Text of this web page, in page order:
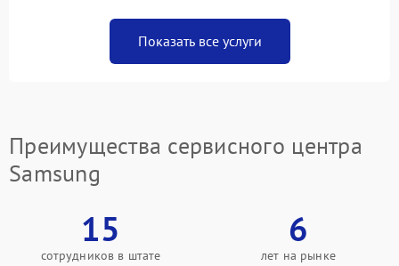
Показать все услуги
Преимущества сервисного центра
Samsung
15
сотрудников в штате
6
лет на рынке